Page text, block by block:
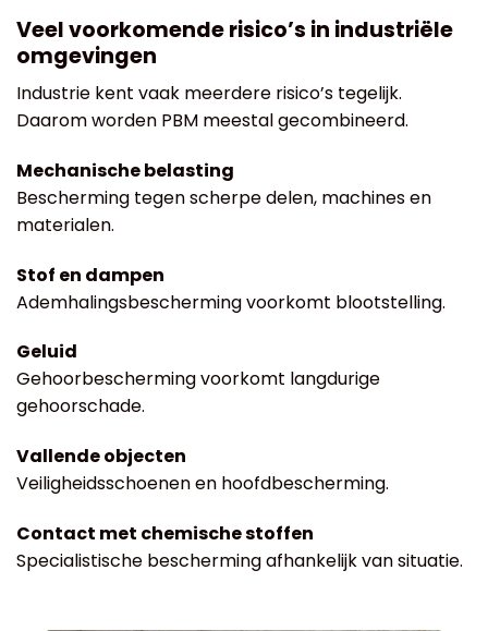
Veel voorkomende risico’s in industriële
omgevingen
Industrie kent vaak meerdere risico’s tegelijk.
Daarom worden PBM meestal gecombineerd.
Mechanische belasting
Bescherming tegen scherpe delen, machines en
materialen.
Stof en dampen
Ademhalingsbescherming voorkomt blootstelling.
Geluid
Gehoorbescherming voorkomt langdurige
gehoorschade.
Vallende objecten
Veiligheidsschoenen en hoofdbescherming.
Contact met chemische stoffen
Specialistische bescherming afhankelijk van situatie.